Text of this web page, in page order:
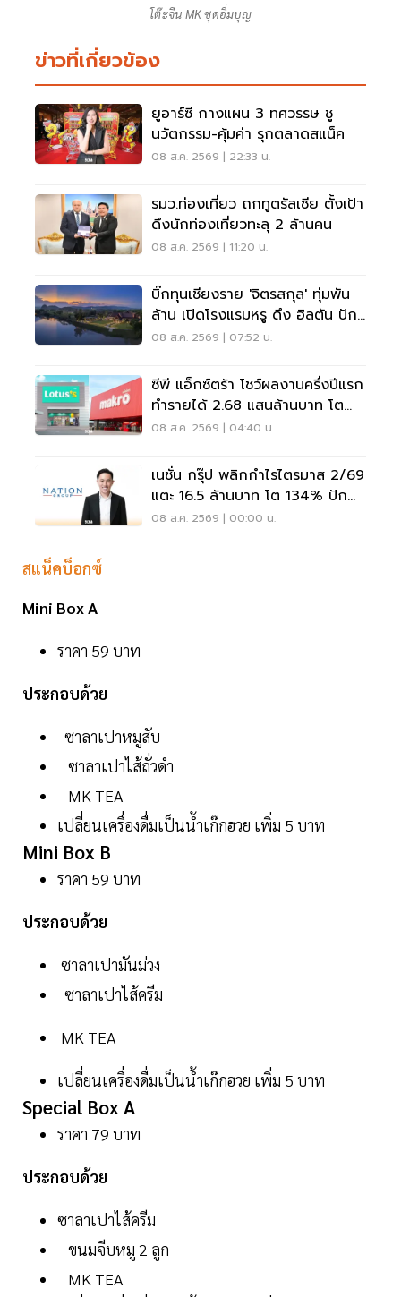
โต๊ะจีน MK ชุดอิ่มบุญ
ข่าวที่เกี่ยวข้อง
ยูอาร์ซี กางแผน 3 ทศวรรษ ชู
นวัตกรรม-คุ้มค่า รุกตลาดสแน็ค
08 ส.ค. 2569 | 22:33 น.
รมว.ท่องเที่ยว ถกทูตรัสเซีย ตั้งเป้า
ดึงนักท่องเที่ยวทะลุ 2 ล้านคน
08 ส.ค. 2569 | 11:20 น.
บิ๊กทุนเชียงราย 'จิตรสกุล' ทุ่มพัน
ล้าน เปิดโรงแรมหรู ดึง ฮิลตัน ปัก
หมุดแบรนด์ใหม่
08 ส.ค. 2569 | 07:52 น.
ซีพี แอ็กซ์ตร้า โชว์ผลงานครึ่งปีแรก
ทำรายได้ 2.68 แสนล้านบาท โต
3.6%
08 ส.ค. 2569 | 04:40 น.
เนชั่น กรุ๊ป พลิกกำไรไตรมาส 2/69
แตะ 16.5 ล้านบาท โต 134% ปัก
หมุดสู่ ‘มีเดียเทค’
08 ส.ค. 2569 | 00:00 น.
สแน็คบ็อกซ์
Mini Box A
ราคา 59 บาท
ประกอบด้วย
ซาลาเปาหมูสับ
ซาลาเปาไส้ถั่วดำ
MK TEA
เปลี่ยนเครื่องดื่มเป็นน้ำเก๊กฮวย เพิ่ม 5 บาท
Mini Box B
ราคา 59 บาท
ประกอบด้วย
ซาลาเปามันม่วง
ซาลาเปาไส้ครีม
MK TEA
เปลี่ยนเครื่องดื่มเป็นน้ำเก๊กฮวย เพิ่ม 5 บาท
Special Box A
ราคา 79 บาท
ประกอบด้วย
ซาลาเปาไส้ครีม
ขนมจีบหมู 2 ลูก
MK TEA